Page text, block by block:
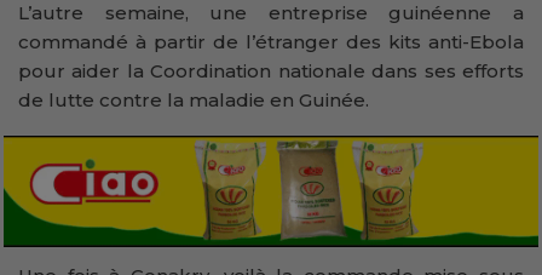
L’autre semaine, une entreprise guinéenne a
commandé à partir de l’étranger des kits anti-Ebola
pour aider la Coordination nationale dans ses efforts
de lutte contre la maladie en Guinée.